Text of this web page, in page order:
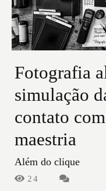
Fotografia
simulação
contato
maestria
Além do clique
24